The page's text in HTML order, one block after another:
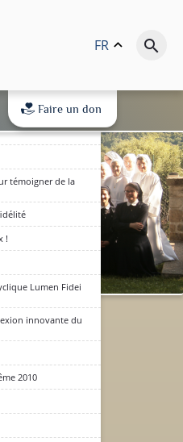
FR keyboard_arrow_up search
Faire un don
témoigner de la
!
Lumen Fidei
innovante du
2010